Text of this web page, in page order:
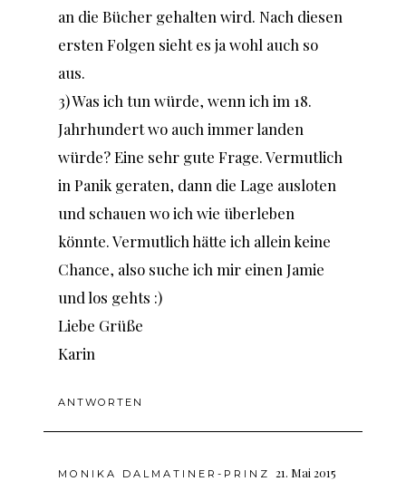
an die Bücher gehalten wird. Nach diesen
ersten Folgen sieht es ja wohl auch so
aus.
3) Was ich tun würde, wenn ich im 18.
Jahrhundert wo auch immer landen
würde? Eine sehr gute Frage. Vermutlich
in Panik geraten, dann die Lage ausloten
und schauen wo ich wie überleben
könnte. Vermutlich hätte ich allein keine
Chance, also suche ich mir einen Jamie
und los gehts :)
Liebe Grüße
Karin
ANTWORTEN
MONIKA DALMATINER-PRINZ
21. Mai 2015